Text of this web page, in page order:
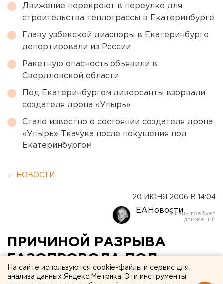
Движение перекроют в переулке для
строительства теплотрассы в Екатеринбурге
Главу узбекской диаспоры в Екатеринбурге
депортировали из России
Ракетную опасность объявили в
Свердловской области
Под Екатеринбургом диверсанты взорвали
создателя дрона «Упырь»
Стало известно о состоянии создателя дрона
«Упырь» Ткачука после покушения под
Екатеринбургом
← НОВОСТИ
20 ИЮНЯ 2006 В 14:04
ЕАНовости
ПРИЧИНОЙ РАЗРЫВА
ГАЗОПРОВОДА ПОД
ИВДЕЛЕМ СТАЛА
На сайте используются cookie-файлы и сервис для
анализа данных Яндекс.Метрика. Эти инструменты